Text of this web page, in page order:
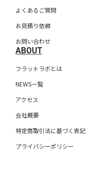
よくあるご質問
お見積り依頼
お問い合わせ
ABOUT
フラットラボとは
NEWS一覧
アクセス
会社概要
特定商取引法に基づく表記
プライバシーポリシー